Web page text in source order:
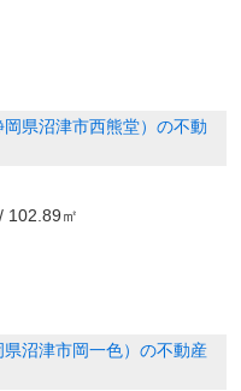
岡県沼津市西熊堂）の不動
102.89㎡
県沼津市岡一色）の不動産